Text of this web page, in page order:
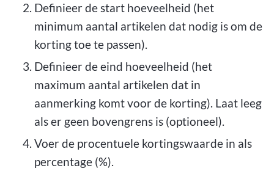
Definieer de start hoeveelheid (het
minimum aantal artikelen dat nodig is om de
korting toe te passen).
Definieer de eind hoeveelheid (het
maximum aantal artikelen dat in
aanmerking komt voor de korting). Laat leeg
als er geen bovengrens is (optioneel).
Voer de procentuele kortingswaarde in als
percentage (%).